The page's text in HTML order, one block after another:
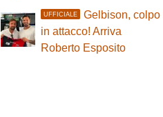
UFFICIALE
Gelbison, colpo
in attacco! Arriva
Roberto Esposito